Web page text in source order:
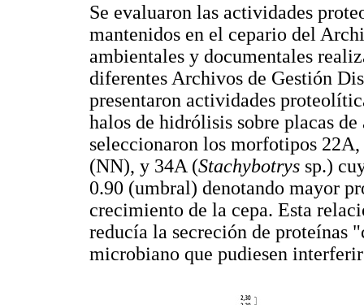
Se evaluaron las actividades
mantenidos en el cepario del
ambientales y documentales
diferentes Archivos de Gestión
presentaron actividades
halos de hidrólisis sobre placas
seleccionaron los morfotipos
(NN), y 34A (Stachybotrys sp.)
0.90 (umbral) denotando mayor
crecimiento de la cepa. Esta
reducía la secreción de proteínas
microbiano que pudiesen